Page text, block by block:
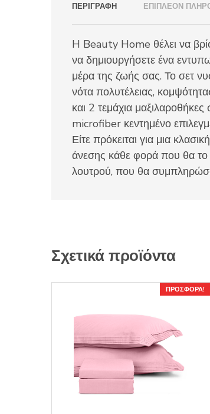
ΠΕΡΙΓΡΑΦΉ ΕΠΙΠΛΈΟΝ
H Beauty Home θέλει να
να δημιουργήσετε ένα
μέρα της ζωής σας. Το σετ
νότα πολυτέλειας,
και 2 τεμάχια
microfiber κεντημένο
Είτε πρόκειται για μια
άνεσης κάθε φορά που θα το
λουτρού, που θα
Σχετικά προϊόντα
ΠΡΟΣΦΟΡΆ!